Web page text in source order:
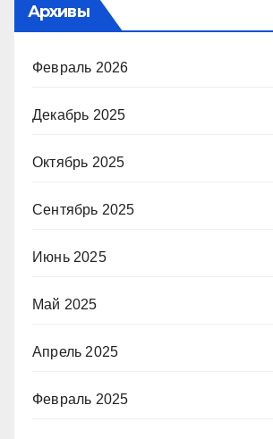
Архивы
Февраль 2026
Декабрь 2025
Октябрь 2025
Сентябрь 2025
Июнь 2025
Май 2025
Апрель 2025
Февраль 2025